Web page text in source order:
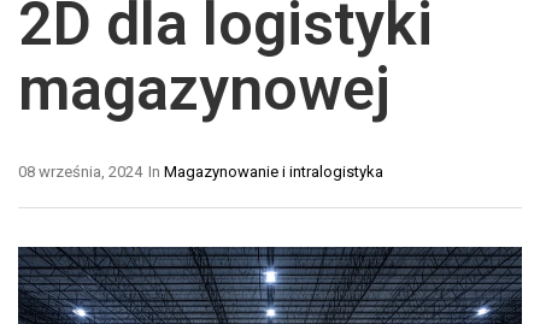
2D dla logistyki
magazynowej
In Magazynowanie i intralogistyka
08 września, 2024